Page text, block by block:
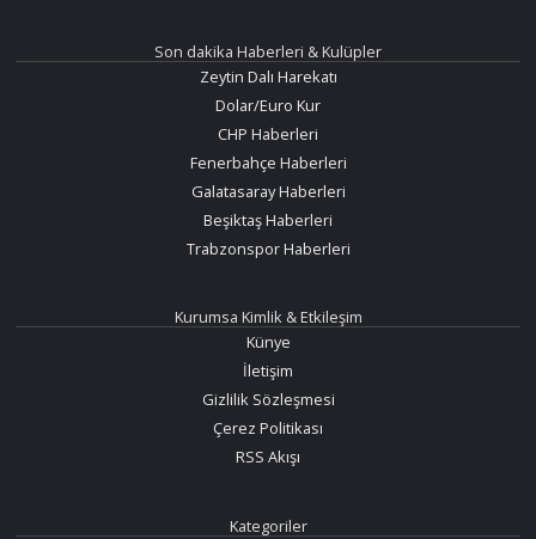
Son dakika Haberleri & Kulüpler
Zeytin Dalı Harekatı
Dolar/Euro Kur
CHP Haberleri
Fenerbahçe Haberleri
Galatasaray Haberleri
Beşiktaş Haberleri
Trabzonspor Haberleri
Kurumsa Kimlik & Etkileşim
Künye
İletişim
Gizlilik Sözleşmesi
Çerez Politikası
RSS Akışı
Kategoriler